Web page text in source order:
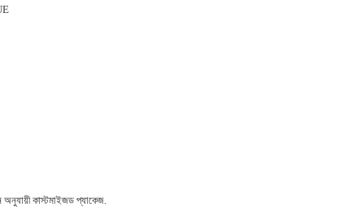
অনুযায়ী কাস্টমাইজড প্যাকেজ.